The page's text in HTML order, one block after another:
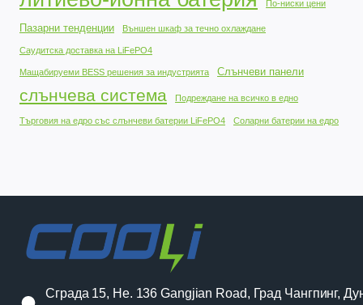
По-ниски цени
Пазарни тенденции Външен шкаф за течно охлаждане
Саудитска доставка на LiFePO4
Мащабируеми BESS решения за индустрията Слънчеви панели
слънчева система Подреждане на всичко в едно
Търговия на едро със слънчеви батерии LiFePO4 Соларни батерии на едро
Сграда 15, Не. 136 Gangjian Road, Град Чангпинг,